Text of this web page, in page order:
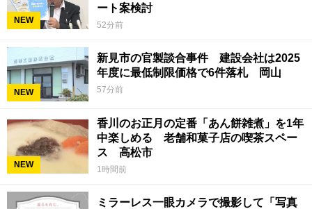
NEW
ート案検討
52分前
NEW
新見市の官製談合事件 建設会社は2025
年度に最低制限価格で6件落札 岡山
57分前
NEW
香川のお正月の定番「あん餅雑煮」を1年
中楽しめる 老舗和菓子店の喫茶スペー
ス 高松市
1時間前
ミラーレス一眼カメラで撮影して「写真